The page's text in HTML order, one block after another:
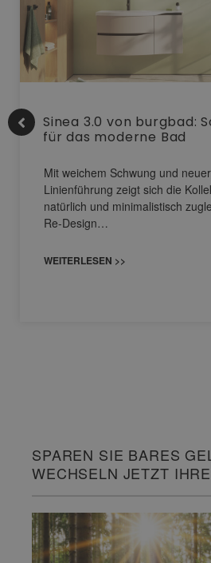
Sinea 3.0 von burgbad:
für das moderne Bad
Mit weichem Schwung und
Linienführung zeigt sich die
natürlich und minimalistisch
Re-Design…
WEITERLESEN >>
SPAREN SIE BARES
WECHSELN JETZT